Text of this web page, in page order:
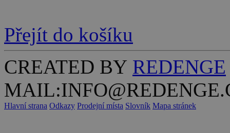
Přejít do košíku
CREATED BY REDENGE
Hlavní strana Odkazy Prodejní místa Slovník Mapa stránek